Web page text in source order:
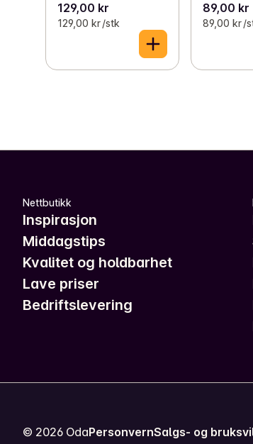
129,00 kr
129,00 kr /stk
89,00 kr
89,00 kr /
Nettbutikk
Inspirasjon
Middagstips
Kvalitet og holdbarhet
Lave priser
Bedriftslevering
© 2026 OdaPersonvernSalgs- og